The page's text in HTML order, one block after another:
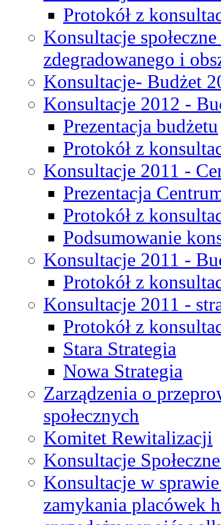
Protokół z
Konsultacje
zdegradowanego i
Konsultacje- Budżet
Konsultacje 2012 -
Prezentacja budżetu
Protokół z
Konsultacje 2011 -
Prezentacja
Protokół z
Podsumowanie
Konsultacje 2011 -
Protokół z
Konsultacje 2011 -
Protokół z
Stara Strategia
Nowa Strategia
Zarządzenia o
społecznych
Komitet Rewitalizacji
Konsultacje
Konsultacje w
zamykania placówek